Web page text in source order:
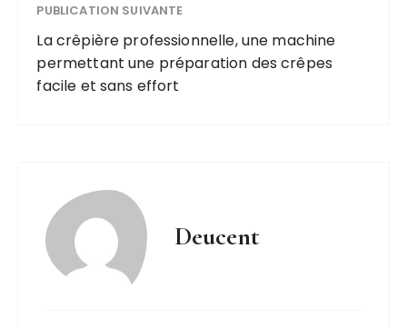
PUBLICATION SUIVANTE
La crêpière professionnelle, une machine
permettant une préparation des crêpes
facile et sans effort
Deucent